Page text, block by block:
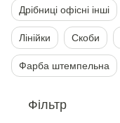
Дрібниці офісні інші
Лінійки Скоби
Фарба штемпельна
Фільтр